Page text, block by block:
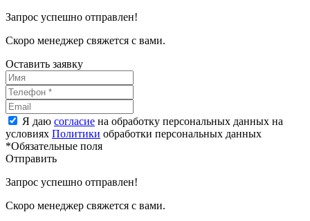
Запрос успешно отправлен!
Скоро менеджер свяжется с вами.
Оставить заявку
Я даю согласие на обработку персональных данных на
условиях Политики обработки персональных данных
*Обязательные поля
Отправить
Запрос успешно отправлен!
Скоро менеджер свяжется с вами.